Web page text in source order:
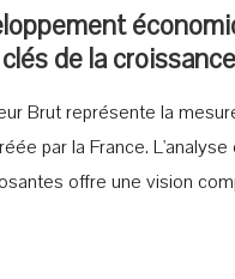
de la
Brut représente la
par la France.
offre une vision